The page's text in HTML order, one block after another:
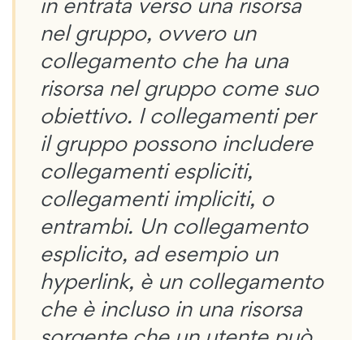
nel gruppo, ovvero un
collegamento che ha una
risorsa nel gruppo come suo
obiettivo. I collegamenti per
il gruppo possono includere
collegamenti espliciti,
collegamenti impliciti, o
entrambi. Un collegamento
esplicito, ad esempio un
hyperlink, è un collegamento
che è incluso in una risorsa